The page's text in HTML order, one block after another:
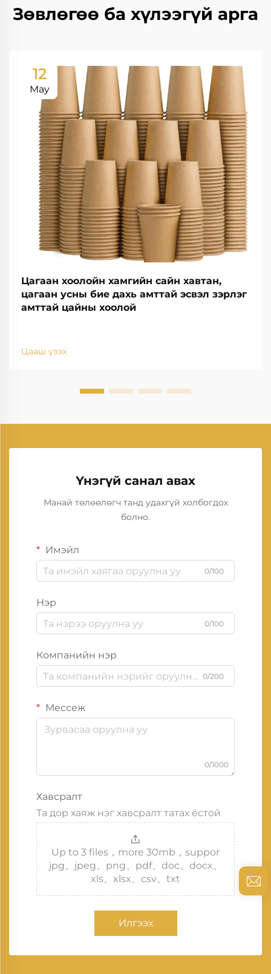
Зөвлөгөө ба хүлээгүй арга
12
May
Цагаан хоолойн хамгийн сайн хавтан,
цагаан усны бие дахь амттай эсвэл зэрлэг
амттай цайны хоолой
Цааш үзэх
Үнэгүй санал авах
Манай төлөөлөгч танд удахгүй холбогдох
болно.
Имэйл
0/100
Нэр
0/100
Компанийн нэр
0/200
Мессеж
0/1000
Хавсралт
Та дор хаяж нэг хавсралт татах ёстой
Up to 3 files，more 30mb，suppor
jpg、jpeg、png、pdf、doc、docx、
xls、xlsx、csv、txt
Илгээх